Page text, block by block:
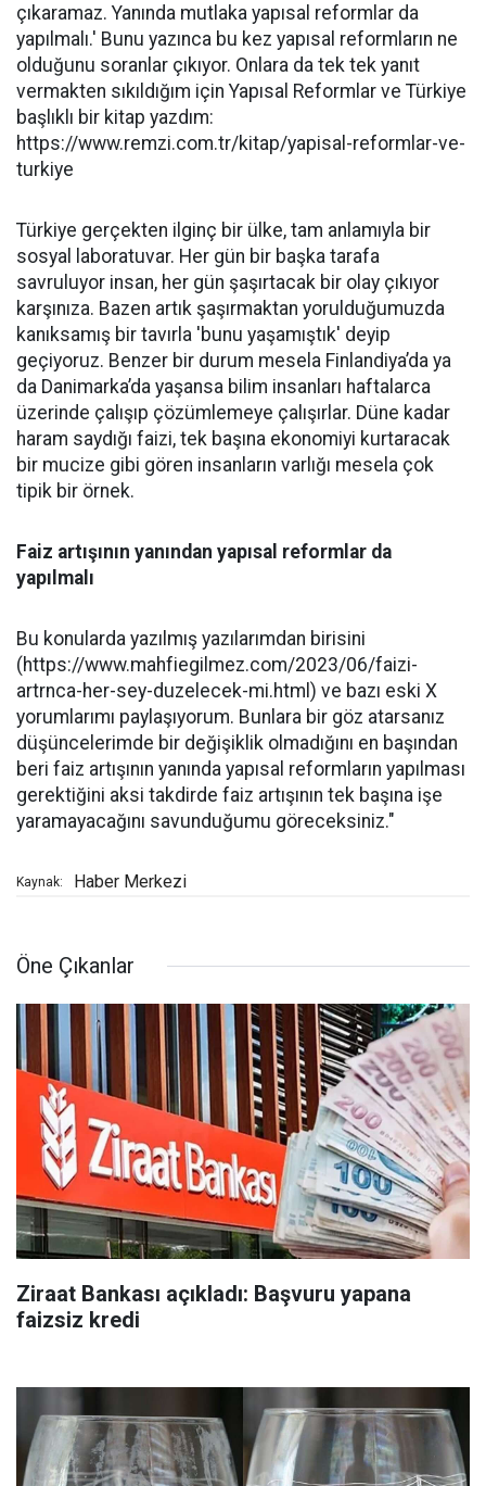
çıkaramaz. Yanında mutlaka yapısal reformlar da
yapılmalı.' Bunu yazınca bu kez yapısal reformların ne
olduğunu soranlar çıkıyor. Onlara da tek tek yanıt
vermakten sıkıldığım için Yapısal Reformlar ve Türkiye
başlıklı bir kitap yazdım:
https://www.remzi.com.tr/kitap/yapisal-reformlar-ve-
turkiye
Türkiye gerçekten ilginç bir ülke, tam anlamıyla bir
sosyal laboratuvar. Her gün bir başka tarafa
savruluyor insan, her gün şaşırtacak bir olay çıkıyor
karşınıza. Bazen artık şaşırmaktan yorulduğumuzda
kanıksamış bir tavırla 'bunu yaşamıştık' deyip
geçiyoruz. Benzer bir durum mesela Finlandiya’da ya
da Danimarka’da yaşansa bilim insanları haftalarca
üzerinde çalışıp çözümlemeye çalışırlar. Düne kadar
haram saydığı faizi, tek başına ekonomiyi kurtaracak
bir mucize gibi gören insanların varlığı mesela çok
tipik bir örnek.
Faiz artışının yanından yapısal reformlar da
yapılmalı
Bu konularda yazılmış yazılarımdan birisini
(https://www.mahfiegilmez.com/2023/06/faizi-
artrnca-her-sey-duzelecek-mi.html) ve bazı eski X
yorumlarımı paylaşıyorum. Bunlara bir göz atarsanız
düşüncelerimde bir değişiklik olmadığını en başından
beri faiz artışının yanında yapısal reformların yapılması
gerektiğini aksi takdirde faiz artışının tek başına işe
yaramayacağını savunduğumu göreceksiniz."
Kaynak: Haber Merkezi
Öne Çıkanlar
Ziraat Bankası açıkladı: Başvuru yapana
faizsiz kredi